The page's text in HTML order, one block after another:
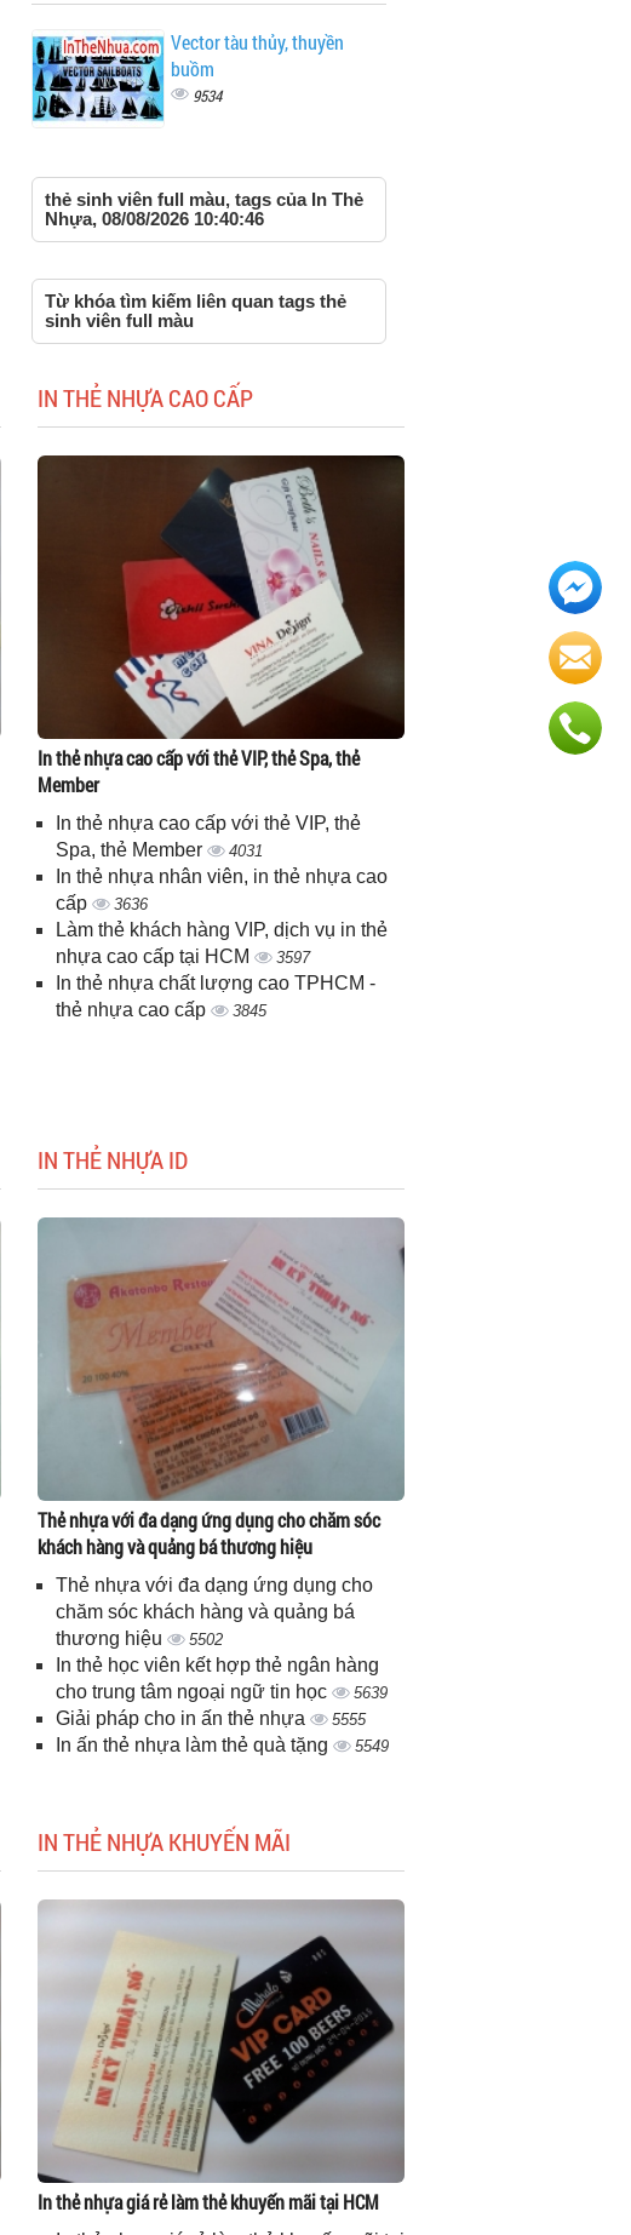
Vector tàu thủy, thuyền
buồm
9534
thẻ sinh viên full màu, tags của In Thẻ
Nhựa, 08/08/2026 10:40:46
Từ khóa tìm kiếm liên quan tags thẻ
sinh viên full màu
IN THẺ NHỰA CAO CẤP
In thẻ nhựa cao cấp với thẻ VIP, thẻ Spa, thẻ
Member
In thẻ nhựa cao cấp với thẻ VIP, thẻ
Spa, thẻ Member
4031
In thẻ nhựa nhân viên, in thẻ nhựa cao
cấp
3636
Làm thẻ khách hàng VIP, dịch vụ in thẻ
nhựa cao cấp tại HCM
3597
In thẻ nhựa chất lượng cao TPHCM -
thẻ nhựa cao cấp
3845
IN THẺ NHỰA ID
Thẻ nhựa với đa dạng ứng dụng cho chăm sóc
khách hàng và quảng bá thương hiệu
Thẻ nhựa với đa dạng ứng dụng cho
chăm sóc khách hàng và quảng bá
thương hiệu
5502
In thẻ học viên kết hợp thẻ ngân hàng
cho trung tâm ngoại ngữ tin học
5639
Giải pháp cho in ấn thẻ nhựa 5555
In ấn thẻ nhựa làm thẻ quà tặng 5549
IN THẺ NHỰA KHUYẾN MÃI
In thẻ nhựa giá rẻ làm thẻ khuyến mãi tại HCM